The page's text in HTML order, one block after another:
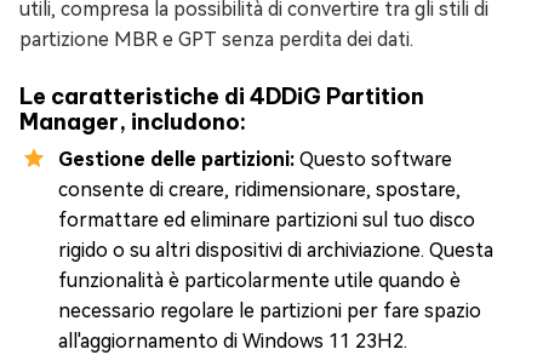
utili, compresa la possibilità di convertire tra gli stili di
partizione MBR e GPT senza perdita dei dati.
Le caratteristiche di 4DDiG Partition
Manager, includono:
Gestione delle partizioni: Questo software
consente di creare, ridimensionare, spostare,
formattare ed eliminare partizioni sul tuo disco
rigido o su altri dispositivi di archiviazione. Questa
funzionalità è particolarmente utile quando è
necessario regolare le partizioni per fare spazio
all'aggiornamento di Windows 11 23H2.